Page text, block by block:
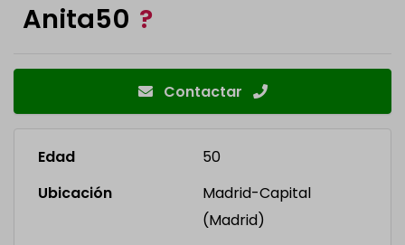
Anita50 ?
Contactar
Edad
50
Ubicación
Madrid-Capital
(Madrid)